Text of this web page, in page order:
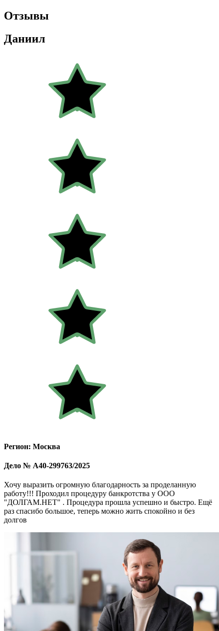
Отзывы
Даниил
Регион: Москва
Дело № А40-299763/2025
Хочу выразить огромную благодарность за проделанную
работу!!! Проходил процедуру банкротства у ООО
"ДОЛГАМ.НЕТ" . Процедура прошла успешно и быстро. Ещё
раз спасибо большое, теперь можно жить спокойно и без
долгов